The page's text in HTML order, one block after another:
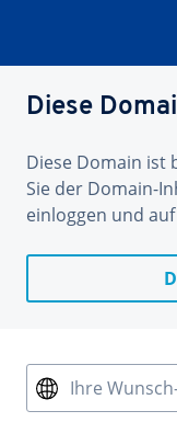
Diese
Diese Domain ist
Sie der Domain-
einloggen und
Ihre